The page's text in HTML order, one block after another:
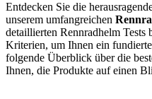
Entdecken Sie die
unserem umfangreichen
detaillierten Rennradhelm Tests
Kriterien, um Ihnen ein
folgende Überblick über die
Ihnen, die Produkte auf einen